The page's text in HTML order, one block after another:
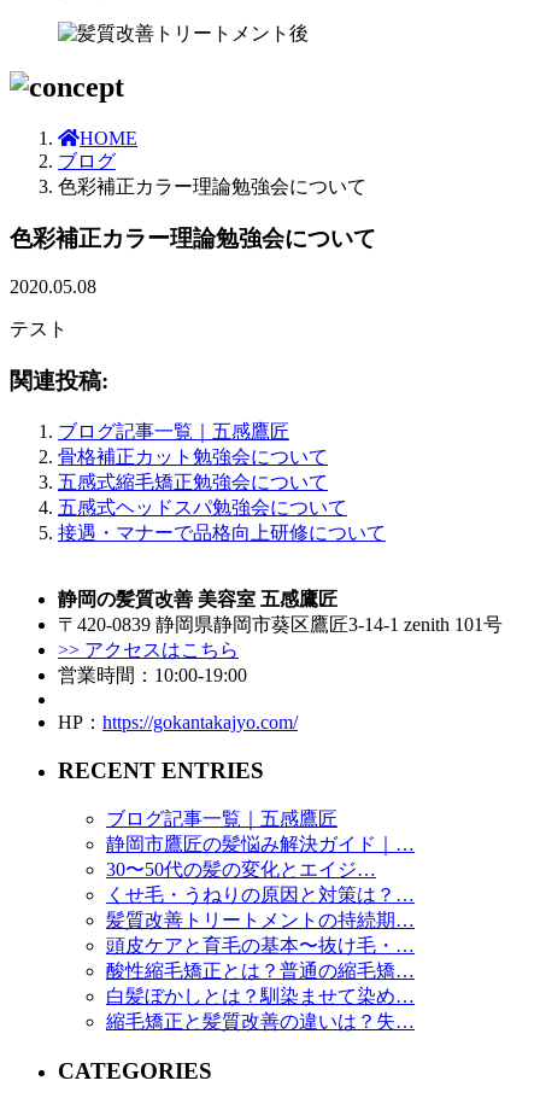
HOME
ブログ
色彩補正カラー理論勉強会について
色彩補正カラー理論勉強会について
2020.05.08
テスト
関連投稿:
ブログ記事一覧｜五感鷹匠
骨格補正カット勉強会について
五感式縮毛矯正勉強会について
五感式ヘッドスパ勉強会について
接遇・マナーで品格向上研修について
静岡の髪質改善 美容室 五感鷹匠
〒420-0839 静岡県静岡市葵区鷹匠3-14-1 zenith 101号
>> アクセスはこちら
営業時間：10:00-19:00
HP： https://gokantakajyo.com/
RECENT ENTRIES
ブログ記事一覧｜五感鷹匠
静岡市鷹匠の髪悩み解決ガイド｜…
30〜50代の髪の変化とエイジ…
くせ毛・うねりの原因と対策は？…
髪質改善トリートメントの持続期…
頭皮ケアと育毛の基本〜抜け毛・…
酸性縮毛矯正とは？普通の縮毛矯…
白髪ぼかしとは？馴染ませて染め…
縮毛矯正と髪質改善の違いは？失…
CATEGORIES